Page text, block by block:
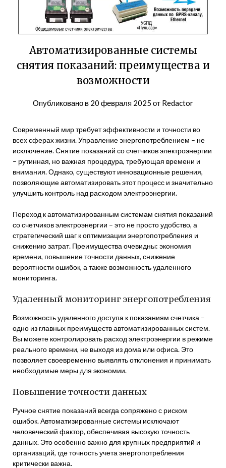
Автоматизированные системы
снятия показаний: преимущества и
возможности
Опубликовано в 20 февраля 2025 от Redactor
Современный мир требует эффективности и точности во
всех сферах жизни. Управление энергопотреблением – не
исключение. Снятие показаний со счетчиков электроэнергии
– рутинная, но важная процедура, требующая времени и
внимания. Однако, существуют инновационные решения,
позволяющие автоматизировать этот процесс и значительно
улучшить контроль над расходом электроэнергии.
Переход к автоматизированным системам снятия показаний
со счетчиков электроэнергии – это не просто удобство, а
стратегический шаг к оптимизации энергопотребления и
снижению затрат. Преимущества очевидны: экономия
времени, повышение точности данных, снижение
вероятности ошибок, а также возможность удаленного
мониторинга.
Удаленный мониторинг энергопотребления
Возможность удаленного доступа к показаниям счетчика –
одно из главных преимуществ автоматизированных систем.
Вы можете контролировать расход электроэнергии в режиме
реального времени, не выходя из дома или офиса. Это
позволяет своевременно выявлять отклонения и принимать
необходимые меры для экономии.
Повышение точности данных
Ручное снятие показаний всегда сопряжено с риском
ошибок. Автоматизированные системы исключают
человеческий фактор, обеспечивая высокую точность
данных. Это особенно важно для крупных предприятий и
организаций, где точность учета энергопотребления
критически важна.